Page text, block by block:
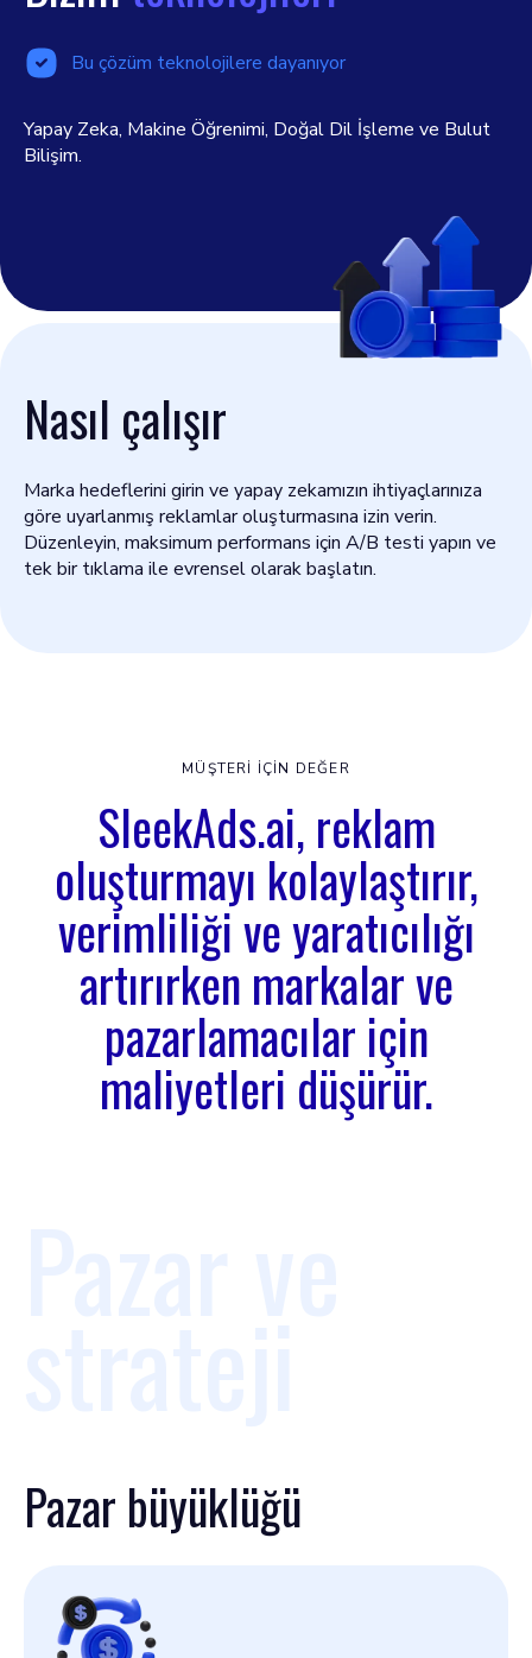
Bu çözüm teknolojilere dayanıyor
Yapay Zeka, Makine Öğrenimi, Doğal Dil İşleme ve Bulut
Bilişim.
Nasıl çalışır
Marka hedeflerini girin ve yapay zekamızın ihtiyaçlarınıza
göre uyarlanmış reklamlar oluşturmasına izin verin.
Düzenleyin, maksimum performans için A/B testi yapın ve
tek bir tıklama ile evrensel olarak başlatın.
MÜŞTERI IÇIN DEĞER
SleekAds.ai, reklam
oluşturmayı kolaylaştırır,
verimliliği ve yaratıcılığı
artırırken markalar ve
pazarlamacılar için
maliyetleri düşürür.
Pazar büyüklüğü